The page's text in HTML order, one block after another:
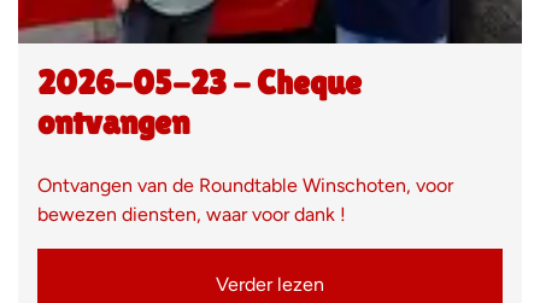
2026-05-23 - Cheque
ontvangen
Ontvangen van de Roundtable Winschoten, voor
bewezen diensten, waar voor dank !
Verder lezen